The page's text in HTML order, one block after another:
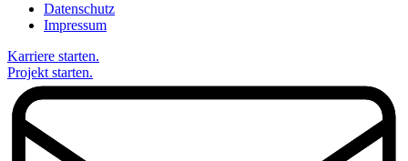
Datenschutz
Impressum
Karriere starten.
Projekt starten.